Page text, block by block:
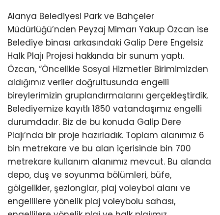
Alanya Belediyesi Park ve Bahçeler
Müdürlüğü’nden Peyzaj Mimarı Yakup Özcan ise
Belediye binası arkasındaki Galip Dere Engelsiz
Halk Plajı Projesi hakkında bir sunum yaptı.
Özcan, “Öncelikle Sosyal Hizmetler Birimimizden
aldığımız veriler doğrultusunda engelli
bireylerimizin gruplandırmalarını gerçekleştirdik.
Belediyemize kayıtlı 1850 vatandaşımız engelli
durumdadır. Biz de bu konuda Galip Dere
Plajı’nda bir proje hazırladık. Toplam alanımız 6
bin metrekare ve bu alan içerisinde bin 700
metrekare kullanım alanımız mevcut. Bu alanda
depo, duş ve soyunma bölümleri, büfe,
gölgelikler, şezlonglar, plaj voleybol alanı ve
engellilere yönelik plaj voleybolu sahası,